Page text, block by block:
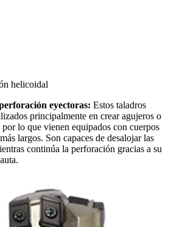
helicoidal
eyectoras: Estos taladros
principalmente en crear agujeros o
por lo que vienen equipados con cuerpos
largos. Son capaces de desalojar las
continúa la perforación gracias a su